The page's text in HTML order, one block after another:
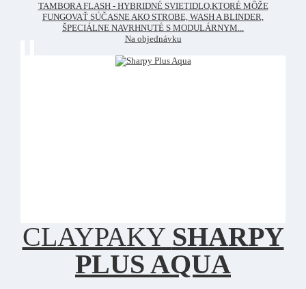
TAMBORA FLASH - HYBRIDNÉ SVIETIDLO,KTORÉ MÔŽE
FUNGOVAŤ SÚČASNE AKO STROBE, WASH A BLINDER,
ŠPECIÁLNE NAVRHNUTÉ S MODULÁRNYM...
Na objednávku
CLAYPAKY SHARPY
PLUS AQUA